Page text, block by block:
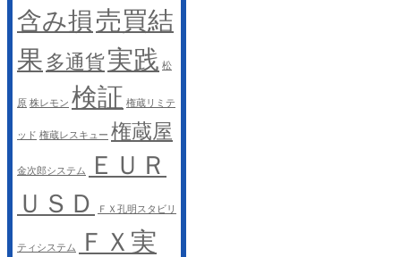
含み損売買結
果 多通貨実践 松
原 株レモン 検証 権蔵リミテ
ッド 権蔵レスキュー 権蔵屋
金次郎システム
ＥＵＲ
ＵＳＤ
ＦＸ孔明スタビリ
ティシステム
ＦＸ実